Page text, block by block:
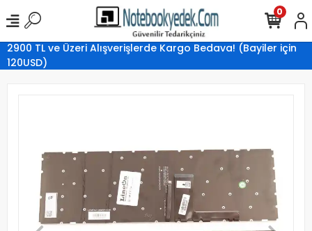
2900 TL ve Üzeri Alışverişlerde Kargo Bedava! (Bayiler için
120USD)
0